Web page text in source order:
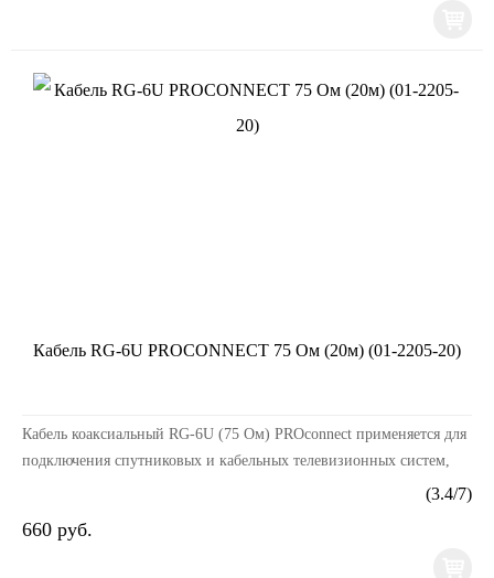
Кабель RG-6U PROCONNECT 75 Ом (20м) (01-2205-20)
Кабель коаксиальный RG-6U (75 Ом) PROconnect применяется для
подключения спутниковых и кабельных телевизионных систем,
(3.4/7)
660 руб.